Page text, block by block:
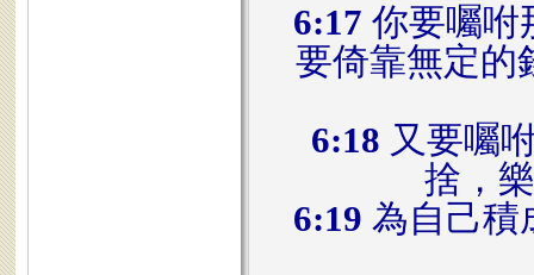
6:17 你要囑咐
要倚靠無定的
6:18 又要囑
捨，
6:19 為自己積